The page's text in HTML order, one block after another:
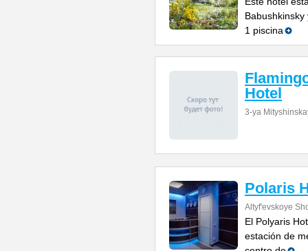
1 piscina
Hotel
3-ya
Polaris
Altyf'evskoye
El Polyaris
estación de